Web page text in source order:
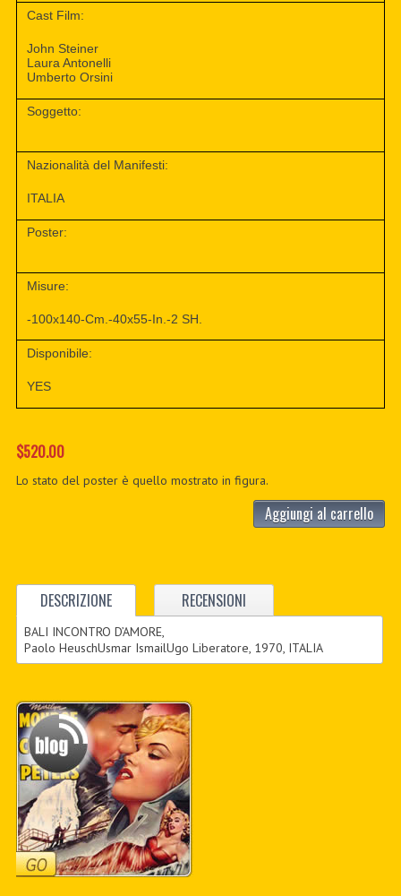
Cast Film:
John Steiner
Laura Antonelli
Umberto Orsini
Soggetto:
Nazionalità del Manifesti:
ITALIA
Poster:
Misure:
-100x140-Cm.-40x55-In.-2 SH.
Disponibile:
YES
$520.00
Lo stato del poster è quello mostrato in figura.
Aggiungi al carrello
DESCRIZIONE RECENSIONI
BALI INCONTRO D’AMORE,
Paolo HeuschUsmar IsmailUgo Liberatore, 1970, ITALIA